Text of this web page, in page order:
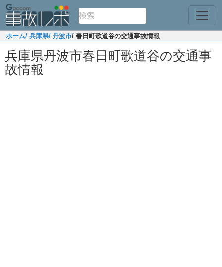
ホーム/ 兵庫県/ 丹波市/ 春日町歌道谷の交通事故情報
兵庫県丹波市春日町歌道谷の交通事
故情報